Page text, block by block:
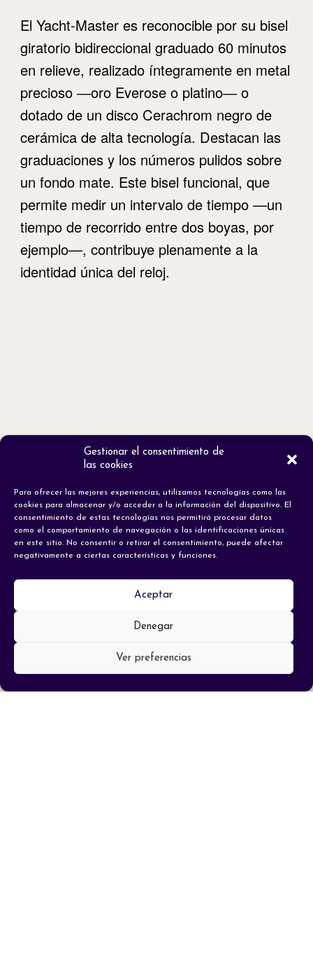
Gestionar el consentimiento de
las cookies
Para ofrecer las mejores experiencias, utilizamos tecnologías como las
cookies para almacenar y/o acceder a la información del dispositivo. El
consentimiento de estas tecnologías nos permitirá procesar datos
como el comportamiento de navegación o las identificaciones únicas
en este sitio. No consentir o retirar el consentimiento, puede afectar
negativamente a ciertas características y funciones.
Aceptar
Denegar
Ver preferencias
El Yacht‑Master es reconocible por su bisel
giratorio bidireccional graduado 60 minutos
en relieve, realizado íntegramente en metal
precioso ―oro Everose o platino― o
dotado de un disco Cerachrom negro de
cerámica de alta tecnología. Destacan las
graduaciones y los números pulidos sobre
un fondo mate. Este bisel funcional, que
permite medir un intervalo de tiempo —un
tiempo de recorrido entre dos boyas, por
ejemplo—, contribuye plenamente a la
identidad única del reloj.